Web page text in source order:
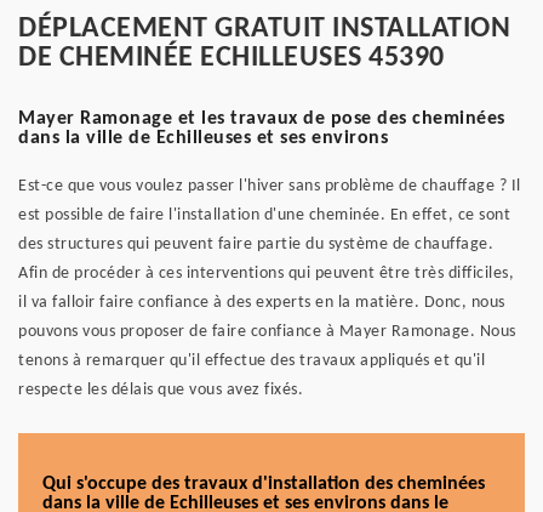
DÉPLACEMENT GRATUIT INSTALLATION
DE CHEMINÉE ECHILLEUSES 45390
Mayer Ramonage et les travaux de pose des cheminées
dans la ville de Echilleuses et ses environs
Est-ce que vous voulez passer l'hiver sans problème de chauffage ? Il
est possible de faire l'installation d'une cheminée. En effet, ce sont
des structures qui peuvent faire partie du système de chauffage.
Afin de procéder à ces interventions qui peuvent être très difficiles,
il va falloir faire confiance à des experts en la matière. Donc, nous
pouvons vous proposer de faire confiance à Mayer Ramonage. Nous
tenons à remarquer qu'il effectue des travaux appliqués et qu'il
respecte les délais que vous avez fixés.
Qui s'occupe des travaux d'installation des cheminées
dans la ville de Echilleuses et ses environs dans le